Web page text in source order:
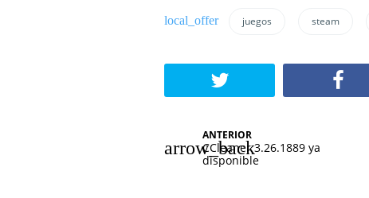
juegos steam
a
ANTERIOR
CCleaner 3.26.1889 ya
disponible